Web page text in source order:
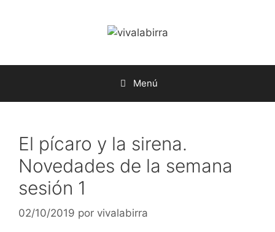
Menú
El pícaro y la sirena.
Novedades de la semana
sesión 1
02/10/2019 por vivalabirra